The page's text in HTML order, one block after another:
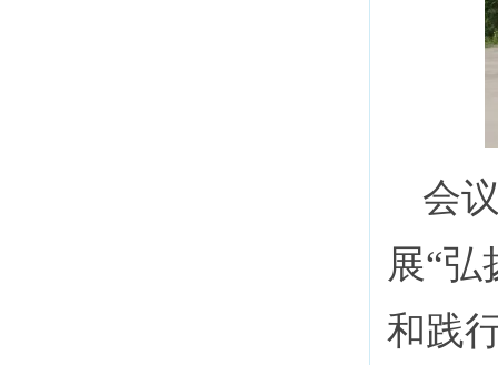
会
展“
和践